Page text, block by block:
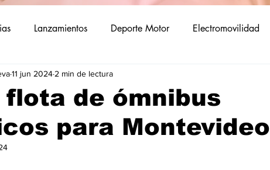
Lanzamientos Deporte Motor Electromovilidad
flota de ómnibus
para Montevideo
11 jun 2024 2 min de lectura